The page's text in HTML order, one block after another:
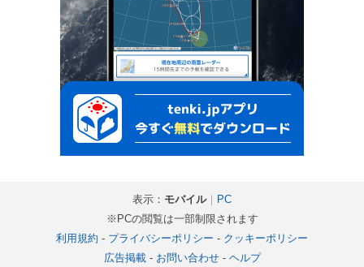
表示： モバイル｜ PC
※PCの閲覧は一部制限されます
利用規約 - プライバシーポリシー - クッキーポリシー
広告掲載- お問い合わせ- ヘルプ